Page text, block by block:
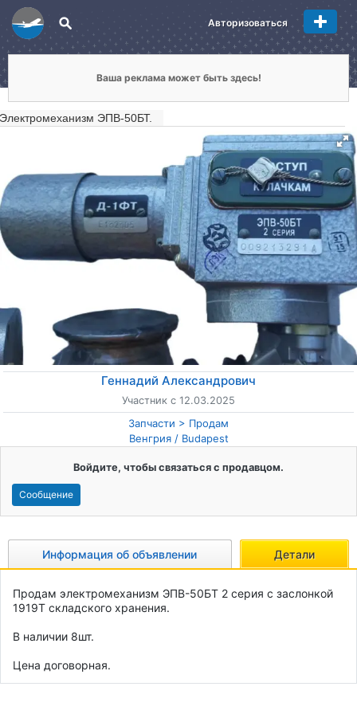
Авторизоваться
Ваша реклама может быть здесь!
Электромеханизм ЭПВ-50БТ.
Геннадий Александрович
Участник с 12.03.2025
Запчасти
Продам
Венгрия / Budapest
Войдите, чтобы связаться с продавцом.
Сообщение
Информация об объявлении Детали
Продам электромеханизм ЭПВ-50БТ 2 серия с заслонкой
1919Т складского хранения.
В наличии 8шт.
Цена договорная.